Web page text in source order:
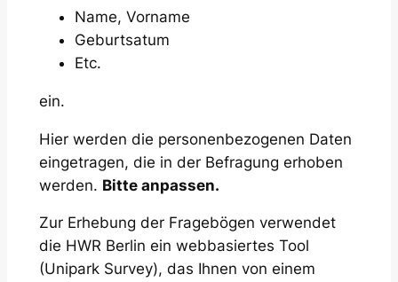
Name, Vorname
Geburtsatum
Etc.
ein.
Hier werden die personenbezogenen Daten
eingetragen, die in der Befragung erhoben
werden. Bitte anpassen.
Zur Erhebung der Fragebögen verwendet
die HWR Berlin ein webbasiertes Tool
(Unipark Survey), das Ihnen von einem